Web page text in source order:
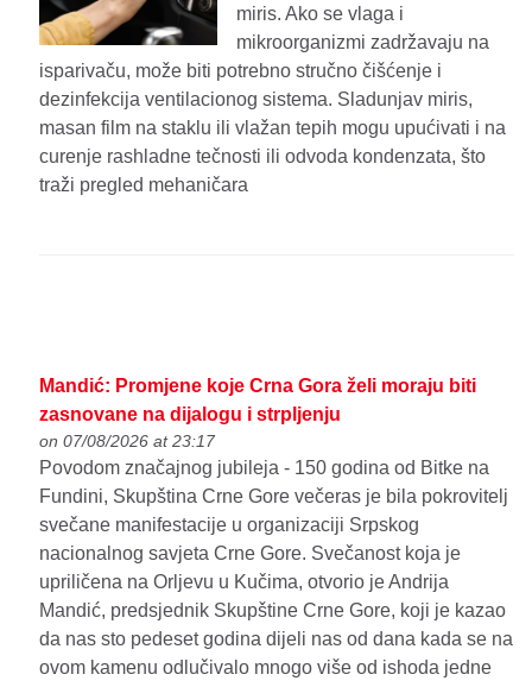
miris. Ako se vlaga i
mikroorganizmi zadržavaju na
isparivaču, može biti potrebno stručno čišćenje i
dezinfekcija ventilacionog sistema. Sladunjav miris,
masan film na staklu ili vlažan tepih mogu upućivati i na
curenje rashladne tečnosti ili odvoda kondenzata, što
traži pregled mehaničara
Mandić: Promjene koje Crna Gora želi moraju biti
zasnovane na dijalogu i strpljenju
on 07/08/2026 at 23:17
Povodom značajnog jubileja - 150 godina od Bitke na
Fundini, Skupština Crne Gore večeras je bila pokrovitelj
svečane manifestacije u organizaciji Srpskog
nacionalnog savjeta Crne Gore. Svečanost koja je
upriličena na Orljevu u Kučima, otvorio je Andrija
Mandić, predsjednik Skupštine Crne Gore, koji je kazao
da nas sto pedeset godina dijeli nas od dana kada se na
ovom kamenu odlučivalo mnogo više od ishoda jedne